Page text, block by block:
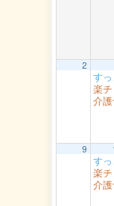
2
す
楽
介
9
す
楽
介